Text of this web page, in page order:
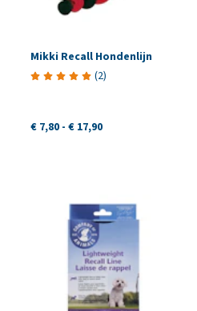
Mikki Recall Hondenlijn
(2)
€ 7,80 - € 17,90